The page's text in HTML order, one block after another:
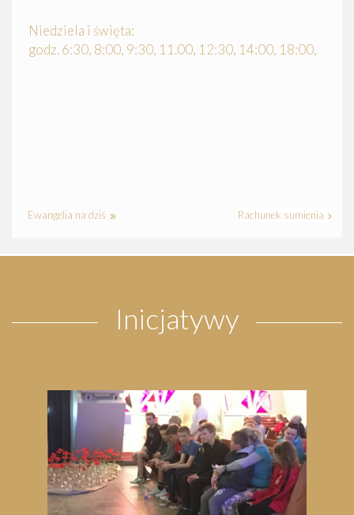
Niedziela i święta:
godz. 6:30, 8:00, 9:30, 11.00, 12:30, 14:00, 18:00,
Ewangelia na dziś Rachunek sumienia
Inicjatywy